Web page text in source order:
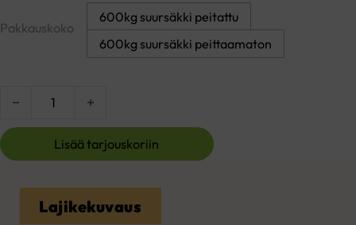
Pakkauskoko
600kg suursäkki peitattu
600kg suursäkki peittaamaton
Lisää tarjouskoriin
Lajikekuvaus